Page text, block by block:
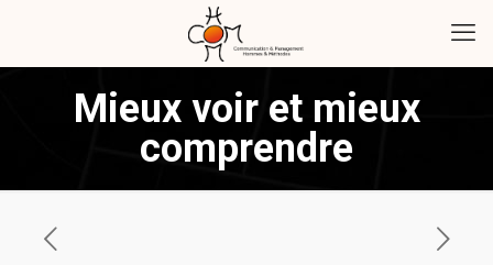
Mieux voir et mieux
comprendre